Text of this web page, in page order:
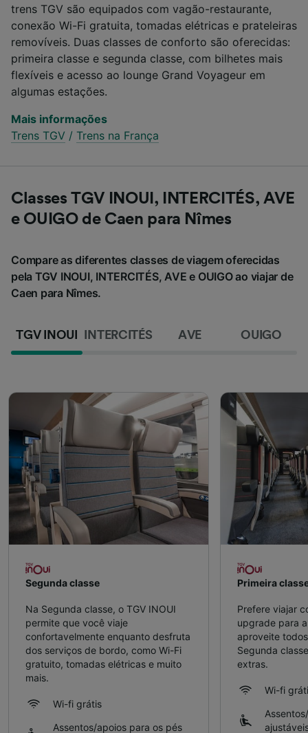
trens TGV são equipados com vagão-restaurante,
conexão Wi-Fi gratuita, tomadas elétricas e prateleiras
removíveis. Duas classes de conforto são oferecidas:
primeira classe e segunda classe, com bilhetes mais
flexíveis e acesso ao lounge Grand Voyageur em
algumas estações.
Mais informações
Trens TGV / Trens na França
Classes TGV INOUI, INTERCITÉS, AVE
e OUIGO de Caen para Nîmes
Compare as diferentes classes de viagem oferecidas
pela TGV INOUI, INTERCITÉS, AVE e OUIGO ao viajar de
Caen para Nîmes.
TGV INOUI INTERCITÉS AVE OUIGO
Segunda classe
Na Segunda classe, o TGV INOUI
permite que você viaje
confortavelmente enquanto desfruta
dos serviços de bordo, como Wi-Fi
gratuito, tomadas elétricas e muito
mais.
Wi-fi grátis
Assentos/apoios para os pés
Primeira
Prefere viajar
upgrade para
aproveite
Segunda
extras.
Wi-fi